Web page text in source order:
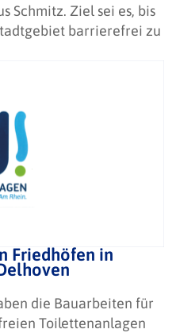
Schmitz. Ziel sei es, bis
barrierefrei zu
Friedhöfen in
die Bauarbeiten für
Toilettenanlagen